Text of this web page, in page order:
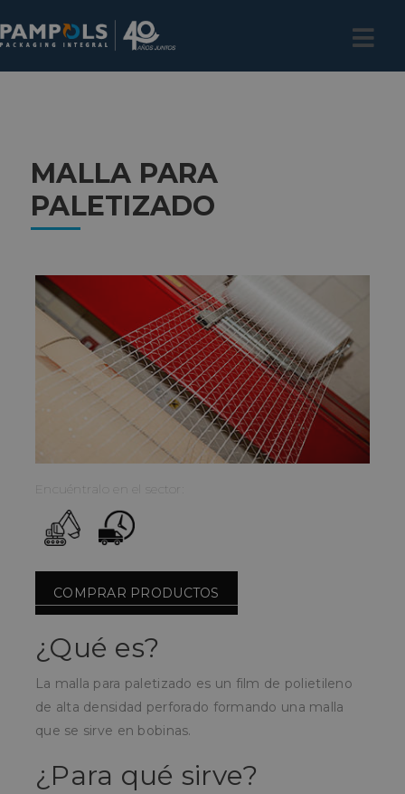
MALLA PARA
PALETIZADO
Encuéntralo en el sector:
COMPRAR PRODUCTOS
¿Qué es?
La malla para paletizado es un film de polietileno
de alta densidad perforado formando una malla
que se sirve en bobinas.
¿Para qué sirve?